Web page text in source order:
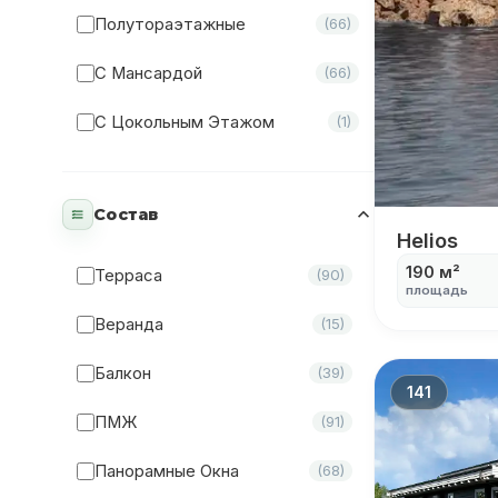
Полутораэтажные (66)
С Мансардой (66)
С Цокольным Этажом (1)
Состав
Терраса (90)
Веранда (15)
Балкон (39)
ПМЖ (91)
Панорамные Окна (68)
Helios
190 м²
площадь
141